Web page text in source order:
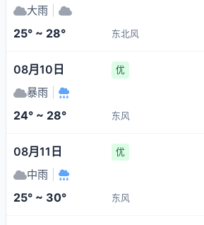
大雨
25° ~ 28° 东北风
08月10日 优
暴雨
24° ~ 28° 东风
08月11日 优
中雨
25° ~ 30° 东风